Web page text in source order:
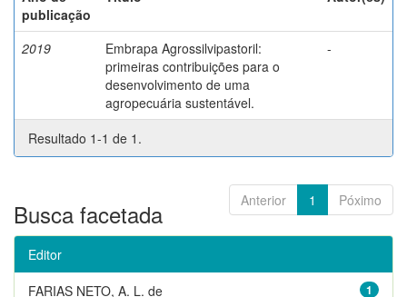
publicação
2019
Embrapa Agrossilvipastoril:
primeiras contribuições para o
desenvolvimento de uma
agropecuária sustentável.
-
Resultado 1-1 de 1.
Anterior 1 Póximo
Busca facetada
Editor
1
FARIAS NETO, A. L. de